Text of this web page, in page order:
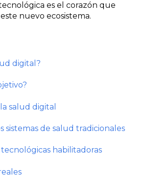
es el corazón que
nuevo ecosistema.
digital?
salud digital
sistemas de salud tradicionales
habilitadoras